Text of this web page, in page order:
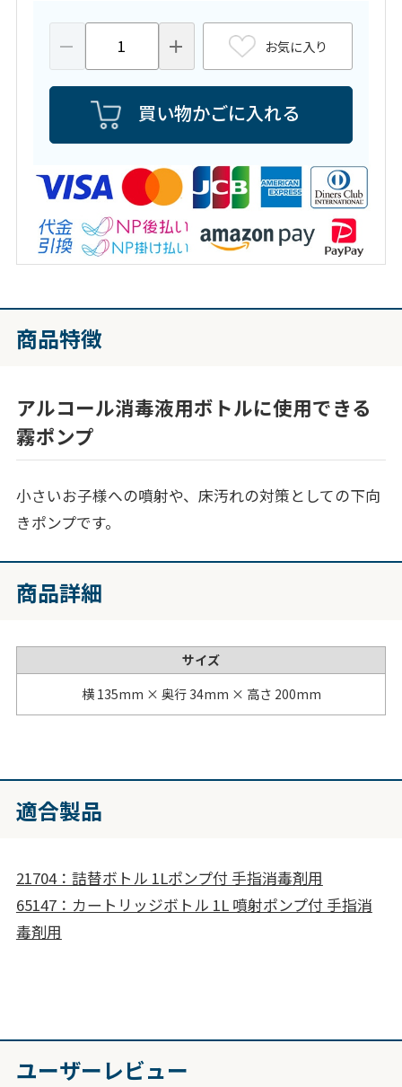
お気に入り
買い物かごに入れる
商品特徴
アルコール消毒液用ボトルに使用できる
霧ポンプ
小さいお子様への噴射や、床汚れの対策としての下向
きポンプです。
商品詳細
サイズ
横 135mm × 奥行 34mm × 高さ 200mm
適合製品
21704：詰替ボトル 1Lポンプ付 手指消毒剤用
65147：カートリッジボトル 1L 噴射ポンプ付 手指消
毒剤用
ユーザーレビュー